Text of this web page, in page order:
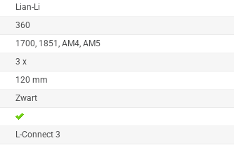
Lian-Li
360
1700, 1851, AM4, AM5
3 x
120 mm
Zwart
L-Connect 3